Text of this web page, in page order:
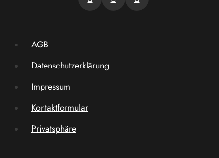
AGB
Datenschutzerklärung
Impressum
Kontaktformular
Privatsphäre